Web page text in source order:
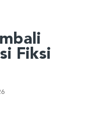
Fiksi